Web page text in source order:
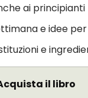
ai principianti
e idee
e
il libro